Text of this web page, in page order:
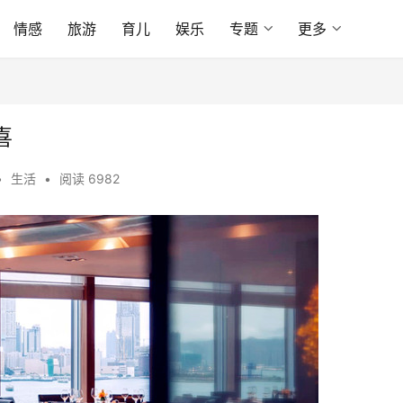
情感 旅游 育儿 娱乐 专题 更多
生活 • 阅读 6982